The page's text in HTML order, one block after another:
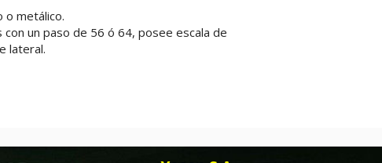
o metálico.
un paso de 56 ó 64, posee escala de
lateral.